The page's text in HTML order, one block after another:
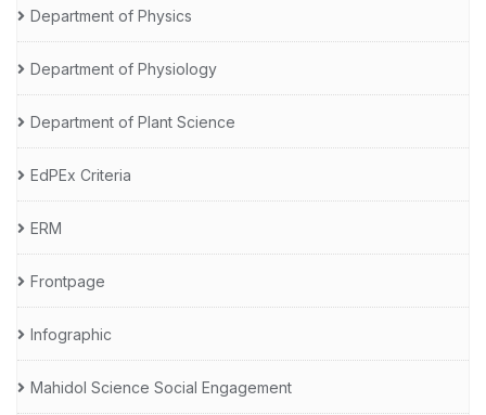
Department of Physics
Department of Physiology
Department of Plant Science
EdPEx Criteria
ERM
Frontpage
Infographic
Mahidol Science Social Engagement